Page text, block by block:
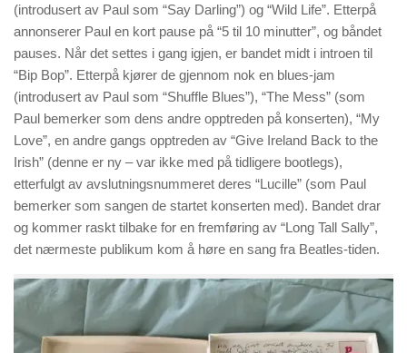
(introdusert av Paul som “Say Darling”) og “Wild Life”. Etterpå
annonserer Paul en kort pause på “5 til 10 minutter”, og båndet
pauses. Når det settes i gang igjen, er bandet midt i introen til
“Bip Bop”. Etterpå kjører de gjennom nok en blues-jam
(introdusert av Paul som “Shuffle Blues”), “The Mess” (som
Paul bemerker som dens andre opptreden på konserten), “My
Love”, en andre gangs opptreden av “Give Ireland Back to the
Irish” (denne er ny – var ikke med på tidligere bootlegs),
etterfulgt av avslutningsnummeret deres “Lucille” (som Paul
bemerker som sangen de startet konserten med). Bandet drar
og kommer raskt tilbake for en fremføring av “Long Tall Sally”,
det nærmeste publikum kom å høre en sang fra Beatles-tiden.